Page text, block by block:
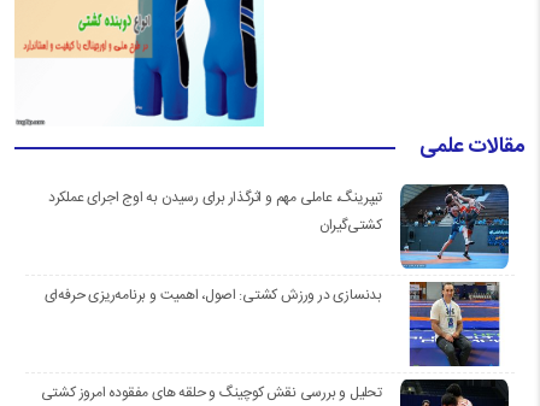
مقالات علمی
تیپرینگ، عاملی مهم و اثرگذار برای رسیدن به اوج اجرای عملکرد
کشتی‌گیران
بدنسازی در ورزش کشتی: اصول، اهمیت و برنامه‌ریزی حرفه‌ای
تحلیل و بررسی نقش کوچینگ و حلقه های مفقوده امروز کشتی